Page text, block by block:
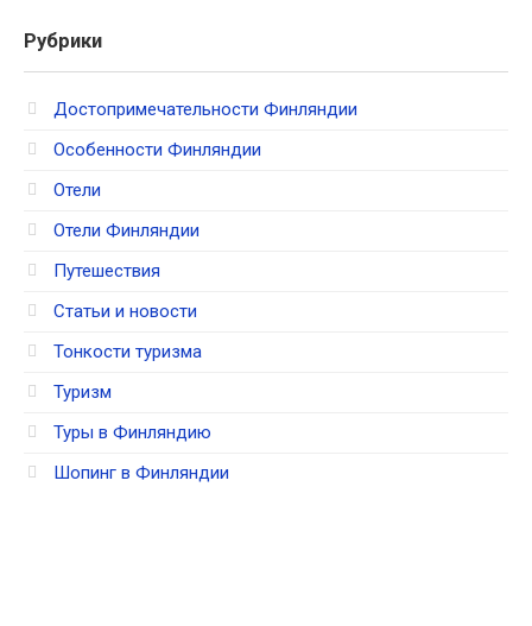
Рубрики
Достопримечательности Финляндии
Особенности Финляндии
Отели
Отели Финляндии
Путешествия
Статьи и новости
Тонкости туризма
Туризм
Туры в Финляндию
Шопинг в Финляндии